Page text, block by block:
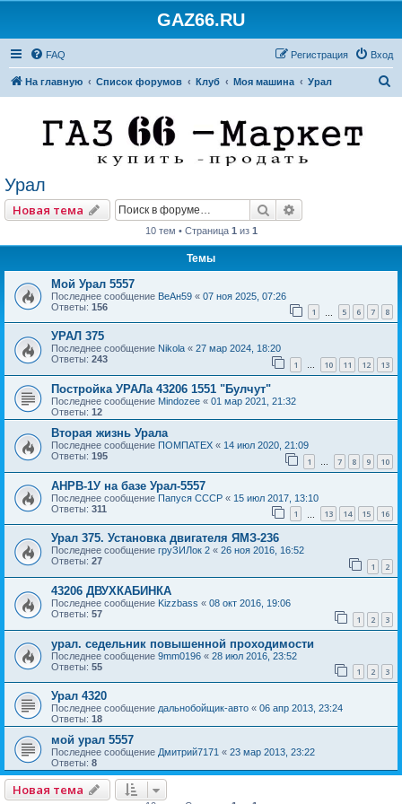
GAZ66.RU
FAQ Вход
Регистрация
На главную Список форумов Клуб Моя машина Урал
Урал
Новая тема Поиск
10 тем • Страница 1 из 1
Темы
Мой Урал 5557
Последнее сообщение ВеАн59 « 07 ноя 2025, 07:26
Ответы: 156 1 5 6 7 8
УРАЛ 375
Последнее сообщение Nikola « 27 мар 2024, 18:20
Ответы: 243 1 … 10 11 12 13
Постройка УРАЛа 43206 1551 "Булчут"
Последнее сообщение Mindozee « 01 мар 2021, 21:32
Ответы: 12
Вторая жизнь Урала
Последнее сообщение ПОМПАТЕХ « 14 июл 2020, 21:09
Ответы: 195 1 … 7 8 9 10
АНРВ-1У на базе Урал-5557
Последнее сообщение Папуся СССР « 15 июл 2017, 13:10
Ответы: 311 1 13 14 15 16
Урал 375. Установка двигателя ЯМЗ-236
Последнее сообщение груЗИЛок 2 « 26 ноя 2016, 16:52
Ответы: 27 1 2
43206 ДВУХКАБИНКА
Последнее сообщение Kizzbass « 08 окт 2016, 19:06
Ответы: 57 1 2 3
урал. седельник повышенной проходимости
Последнее сообщение 9mm0196 « 28 июл 2016, 23:52
Ответы: 55 1 2 3
Урал 4320
Последнее сообщение дальнобойщик-авто « 06 апр 2013, 23:24
Ответы: 18
мой урал 5557
Последнее сообщение Дмитрий7171 « 23 мар 2013, 23:22
Ответы: 8
Новая тема